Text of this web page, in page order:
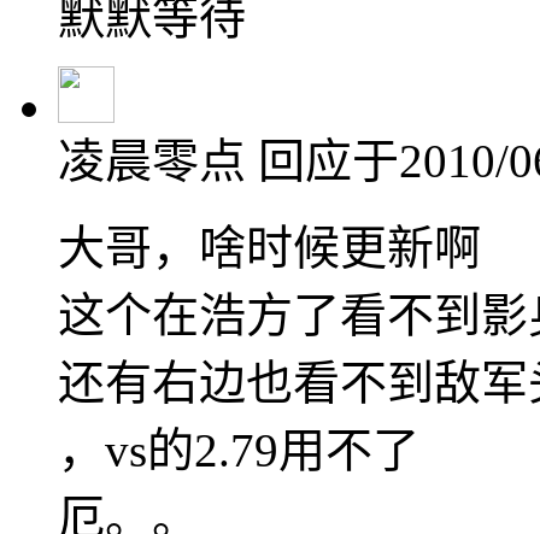
默默等待
凌晨零点 回应于2010/
大哥，啥时候更新啊
这个在浩方了看不到
还有右边也看不到敌军
，vs的2.79用不了
厄。。